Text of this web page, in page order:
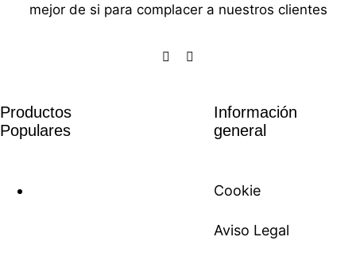
mejor de si para complacer a nuestros clientes
Productos
Populares
Información
general
Cookie
Aviso Legal